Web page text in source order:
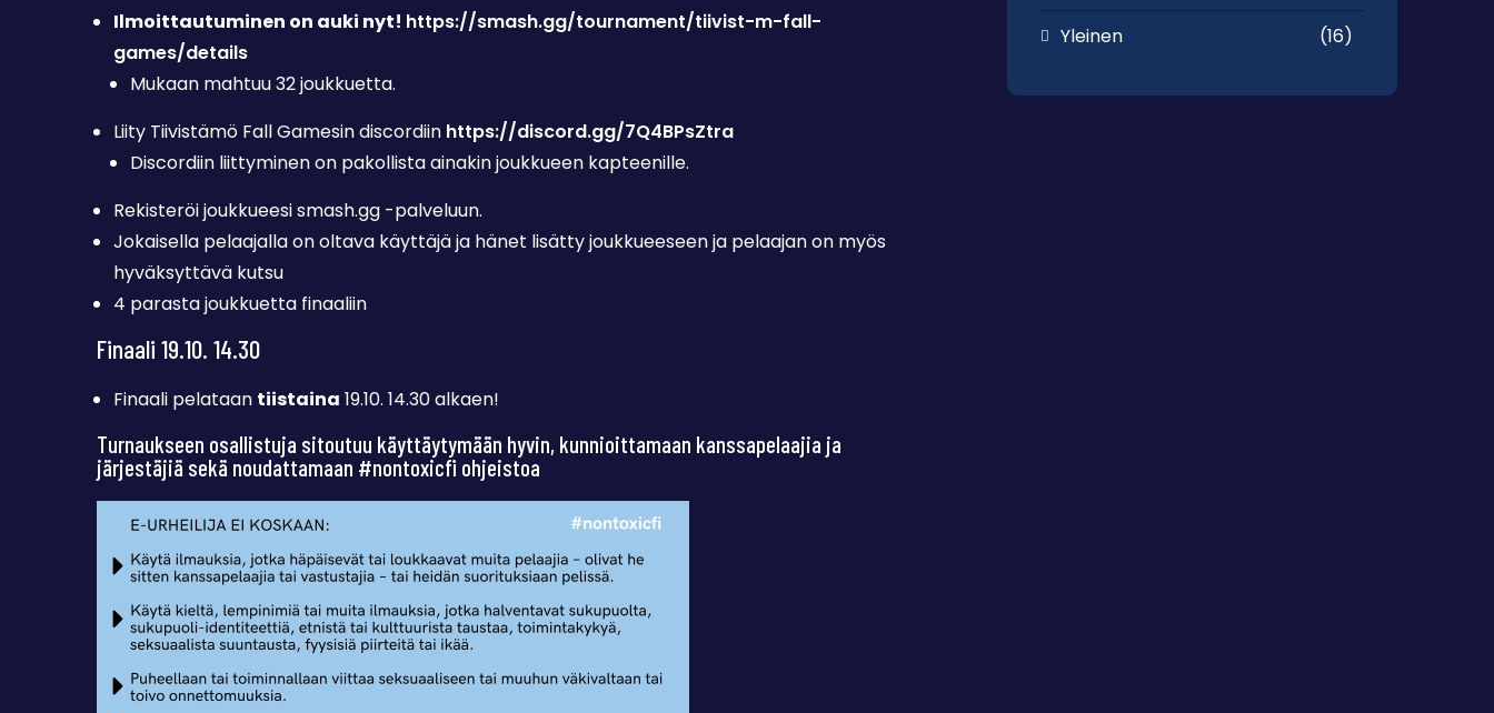
Ilmoittautuminen on auki nyt! https://smash.gg/tournament/tiivist-m-fall-
games/details
Mukaan mahtuu 32 joukkuetta.
Liity Tiivistämö Fall Gamesin discordiin https://discord.gg/7Q4BPsZtra
Discordiin liittyminen on pakollista ainakin joukkueen kapteenille.
Rekisteröi joukkueesi smash.gg -palveluun.
Jokaisella pelaajalla on oltava käyttäjä ja hänet lisätty joukkueeseen ja pelaajan on myös
hyväksyttävä kutsu
4 parasta joukkuetta finaaliin
Finaali 19.10. 14.30
Finaali pelataan tiistaina 19.10. 14.30 alkaen!
Turnaukseen osallistuja sitoutuu käyttäytymään hyvin, kunnioittamaan kanssapelaajia ja
järjestäjiä sekä noudattamaan #nontoxicfi ohjeistoa
Yleinen
(16)